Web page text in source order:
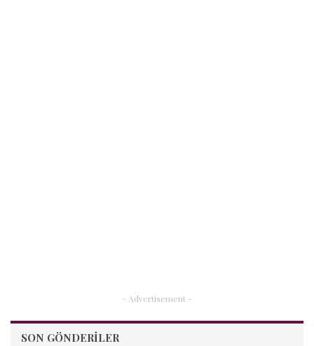
- Advertisement -
SON GÖNDERILER